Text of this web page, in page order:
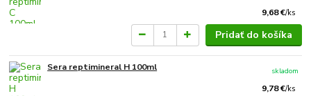
9,68 €/ks
Pridať do košíka
Sera reptimineral H 100ml
9,78 €/ks
skladom